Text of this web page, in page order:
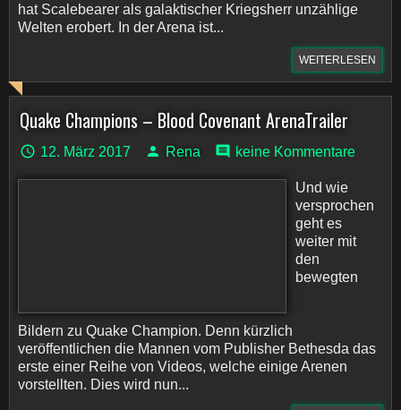
hat Scalebearer als galaktischer Kriegsherr unzählige
Welten erobert. In der Arena ist...
WEITERLESEN
Quake Champions – Blood Covenant ArenaTrailer
12. März 2017 Rena keine Kommentare
Und wie
versprochen
geht es
weiter mit
den
bewegten
Bildern zu Quake Champion. Denn kürzlich
veröffentlichen die Mannen vom Publisher Bethesda das
erste einer Reihe von Videos, welche einige Arenen
vorstellten. Dies wird nun...